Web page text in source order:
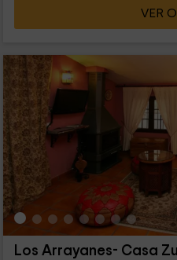
VER
Los Arrayanes- Casa